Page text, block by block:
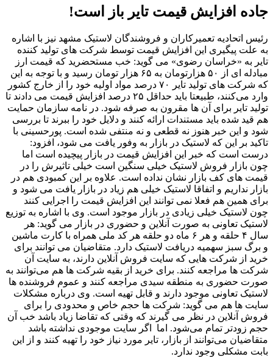
جاده افزایش قیمت تایر باز است!
رئیس اتحادیه تعمیرکاران و فروشندگان لاستیک مشهد نیز با اشاره
به علت پیگیری این افزایش قیمت توسط شرکت های تولید کننده
تایر به «خراسان رضوی» می گوید: خب مستحضرید که قیمت ارز
مبادله ای از ۵۰ هزارتومان به ۶۵ هزار تومان رسید و با توجه به این
که شرکت های تولید تایر ۷۰ درصد مواد اولیه خود را از خارج کشور
وارد می‌کنند، طبیعتا باید حداقل ۲۵ درصد افزایش قیمت می دادند تا
تولید تایر برای آن ها مقرون به صرفه شود. در نامه سازمان حمایت
هم قید شده باید مستندات ارائه کنند و دلایل خود را ببرند تا بررسی
شود و این خبر هنوز نه قطعی و نه منتفی شده است. پورحسینی با
تاکید بر این که لاستیک در بازار به وفور یافت می شود، افزود:
درست است که خبر این افزایش قیمت در بازار پیچیده است اما
چون بازار فروش لاستیک خیلی سنگین است خیلی تاثیرش را در
قیمت های کف بازار نشان نداده است. علاوه بر این کمبودی هم در
بازار نداریم و اتفاقا لاستیک خیلی هم زیاد در بازار یافت می شود و
برای همین هم فعلا نمی توانند این افزایش قیمت را اجرایی کنند
چون لاستیک خیلی زیادی در بازار موجود است. وی با اشاره به توزیع
لاستیک تعاونی به صورت آنلاین و حضوری در بازار می گوید: هر
سال ۴ حلقه و هر ۶ ماه دو حلقه هر کد ملی همراه با کارت ماشین
و برگ سبز سهمیه دریافت لاستیک دارد. متقاضیان می توانند برای
خرید از شرکت هایی که سایت فروش آنلاین دارند، به سایت آن
شرکت ها مراجعه کنند. برای خرید از بقیه شرکت ها هم می‌توانند به
صورت حضوری به منطقه سیدی مراجعه کنند و عموم فروشنده ها
لاستیک تعاونی موجود دارند و قابل تهیه است. وی درباره مشکلات
سایت ها هم می گوید: شرکت ها حجم خاص و محدودی را برای
فروش آنلاین در نظر می گیرند که وقتی که تقاضا زیاد باشد خب آن
حجم زودتر تمام می‌شود. اما اگر سایت موجودی نداشته باشد
متقاضیان می‌توانند از بازار، تایر مورد نیاز خود را تهیه کنند و از این
بابت مشکلی وجود ندارد.